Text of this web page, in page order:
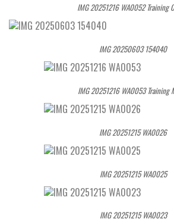
IMG 20251216 WA0052 Training
IMG 20250603 154040
IMG 20251216 WA0053 Training
IMG 20251215 WA0026
IMG 20251215 WA0025
IMG 20251215 WA0023